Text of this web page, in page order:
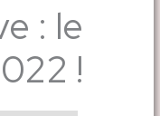
: le
!